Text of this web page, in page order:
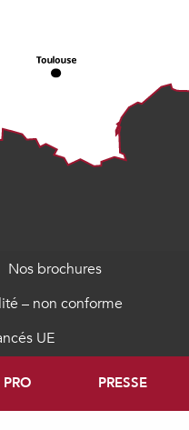
Nos brochures
– non conforme
UE
PRO PRESSE